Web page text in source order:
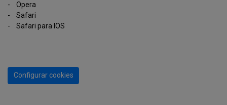
- Opera
- Safari
- Safari para IOS
Configurar cookies